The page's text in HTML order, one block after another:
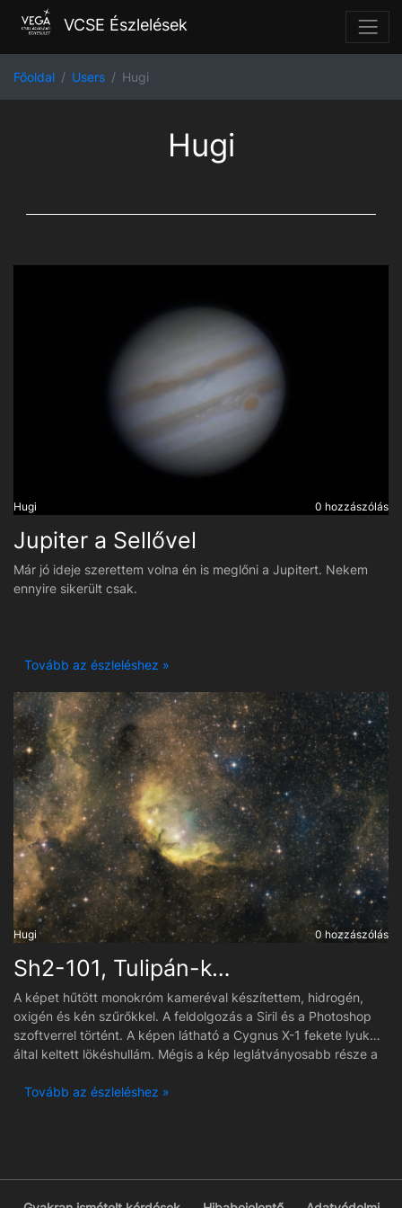
VCSE Észlelések
Főoldal Users Hugi
Hugi
Hugi 0 hozzászólás
Jupiter a Sellővel
Már jó ideje szerettem volna én is meglőni a Jupitert. Nekem
ennyire sikerült csak.
Tovább az észleléshez »
Hugi 0 hozzászólás
Sh2-101, Tulipán-köd
A képet hűtött monokróm kameréval készítettem, hidrogén,
oxigén és kén szűrőkkel. A feldolgozás a Siril és a Photoshop
szoftverrel történt. A képen látható a Cygnus X-1 fekete lyuk
által keltett lökéshullám. Mégis a kép leglátványosabb része a
Tovább az észleléshez »